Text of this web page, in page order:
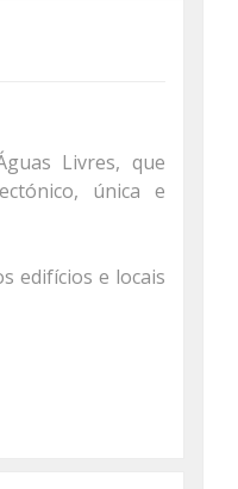
Livres, que
única e
edifícios e locais